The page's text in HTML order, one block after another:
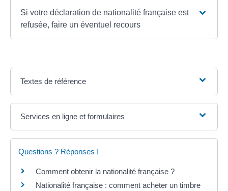
Si votre déclaration de nationalité française est
refusée, faire un éventuel recours
Textes de référence
Services en ligne et formulaires
Questions ? Réponses !
Comment obtenir la nationalité française ?
Nationalité française : comment acheter un timbre